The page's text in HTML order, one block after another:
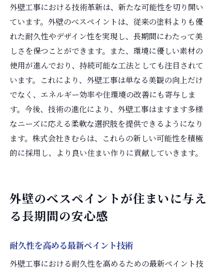
外壁工事における技術革新は、新たな可能性を切り開い
ています。外壁のべスペイントは、従来の塗料よりも優
れた耐久性やデザイン性を実現し、長期間にわたって美
しさを保つことができます。また、環境に優しい素材の
使用が進んでおり、持続可能な工法としても注目されて
います。これにより、外壁工事は単なる美観の向上だけ
でなく、エネルギー効率や住環境の改善にも寄与しま
す。今後、技術の進化により、外壁工事はますます多様
なニーズに応える柔軟な選択肢を提供できるようになり
ます。株式会社きむらは、これらの新しい可能性を積極
的に採用し、より良い住まい作りに貢献していきます。
外壁のべスペイントが住まいに与え
る長期間の安心感
耐久性を高める最新ペイント技術
外壁工事における耐久性を高めるための最新ペイント技